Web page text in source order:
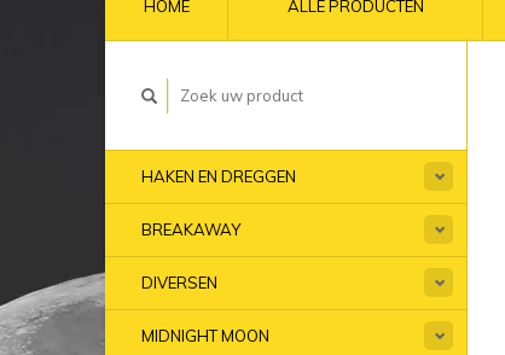
HOME ALLE PRODUCTEN
HAKEN EN DREGGEN
BREAKAWAY
DIVERSEN
MIDNIGHT MOON